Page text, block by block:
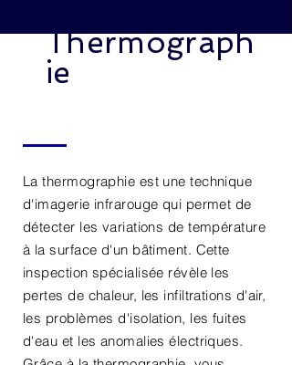
Thermograph
ie
La thermographie est une technique
d'imagerie infrarouge qui permet de
détecter les variations de température
à la surface d'un bâtiment. Cette
inspection spécialisée révèle les
pertes de chaleur, les infiltrations d'air,
les problèmes d'isolation, les fuites
d'eau et les anomalies électriques.